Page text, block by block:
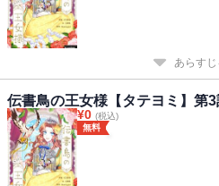
あらす
伝書鳥の王女様【タテヨミ】第3
¥0 (税込)
無料